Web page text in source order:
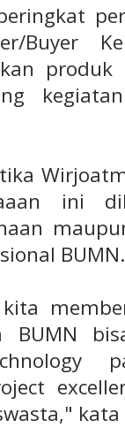
Buyer
ini
BUMN.
BUMN